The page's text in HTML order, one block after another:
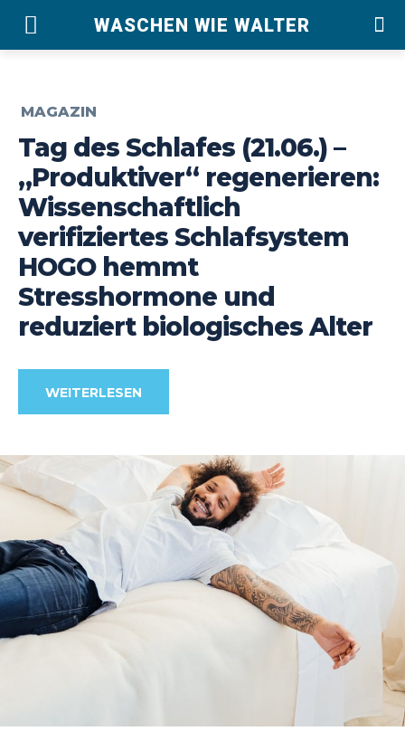
WASCHEN WIE WALTER
MAGAZIN
Tag des Schlafes (21.06.) –
„Produktiver“ regenerieren:
Wissenschaftlich
verifiziertes Schlafsystem
HOGO hemmt
Stresshormone und
reduziert biologisches Alter
WEITERLESEN